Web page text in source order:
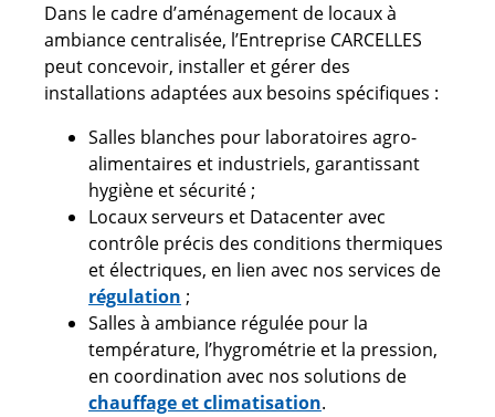
Dans le cadre d’aménagement de locaux à
ambiance centralisée, l’Entreprise CARCELLES
peut concevoir, installer et gérer des
installations adaptées aux besoins spécifiques :
Salles blanches pour laboratoires agro-
alimentaires et industriels, garantissant
hygiène et sécurité ;
Locaux serveurs et Datacenter avec
contrôle précis des conditions thermiques
et électriques, en lien avec nos services de
régulation ;
Salles à ambiance régulée pour la
température, l’hygrométrie et la pression,
en coordination avec nos solutions de
chauffage et climatisation.